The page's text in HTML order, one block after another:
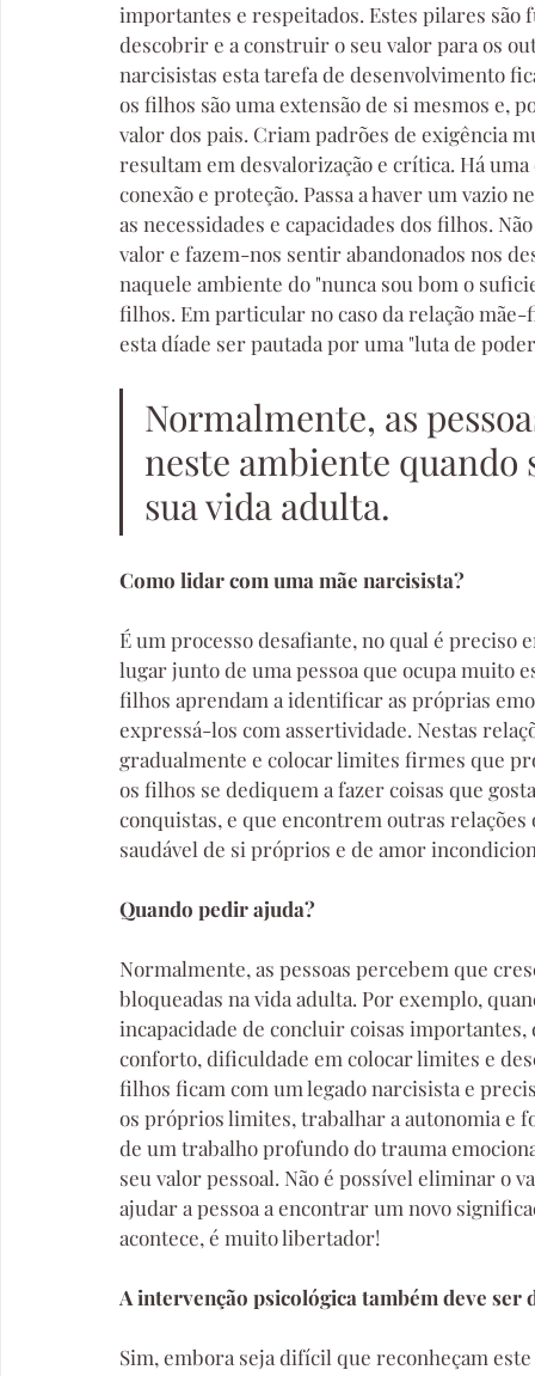
importantes e respeitados. Estes pilares são
descobrir e a construir o seu valor para os
narcisistas esta tarefa de desenvolvimento
os filhos são uma extensão de si mesmos e,
valor dos pais. Criam padrões de exigência
resultam em desvalorização e crítica. Há
conexão e proteção. Passa a haver um vazio
as necessidades e capacidades dos filhos.
valor e fazem-nos sentir abandonados nos
naquele ambiente do "nunca sou bom o
filhos. Em particular no caso da relação
esta díade ser pautada por uma "luta de
Normalmente, as
neste ambiente quando
sua vida adulta.
Como lidar com uma mãe narcisista?
É um processo desafiante, no qual é
lugar junto de uma pessoa que ocupa muito
filhos aprendam a identificar as próprias
expressá-los com assertividade. Nestas
gradualmente e colocar limites firmes que
os filhos se dediquem a fazer coisas que
conquistas, e que encontrem outras
saudável de si próprios e de amor
Quando pedir ajuda?
Normalmente, as pessoas percebem que
bloqueadas na vida adulta. Por exemplo,
incapacidade de concluir coisas
conforto, dificuldade em colocar limites e
filhos ficam com um legado narcisista e
os próprios limites, trabalhar a autonomia e
de um trabalho profundo do trauma
seu valor pessoal. Não é possível eliminar o
ajudar a pessoa a encontrar um novo
acontece, é muito libertador!
A intervenção psicológica também deve ser
Sim, embora seja difícil que reconheçam